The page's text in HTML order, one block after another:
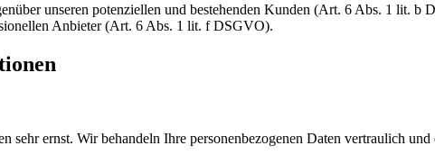
unseren potenziellen und bestehenden Kunden (Art. 6 Abs. 1 lit. b
Anbieter (Art. 6 Abs. 1 lit. f DSGVO).
sehr ernst. Wir behandeln Ihre personenbezogenen Daten vertraulich